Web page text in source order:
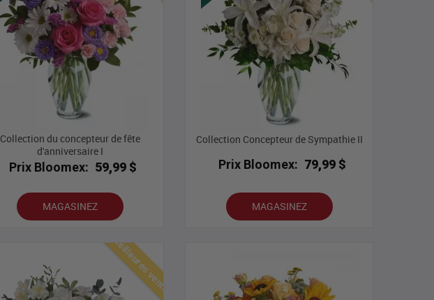
Collection du concepteur de fête
d'anniversaire I
Prix Bloomex: 59,99 $
MAGASINEZ
Collection Concepteur de Sympathie II
Prix Bloomex: 79,99 $
MAGASINEZ
Meilleures ventes